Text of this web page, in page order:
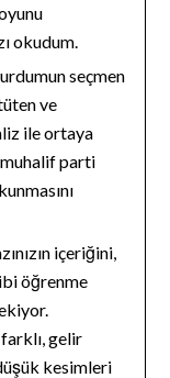
okudum.
seçmen
ve
ile ortaya
muhalif parti
içeriğini,
öğrenme
gelir
kesimleri